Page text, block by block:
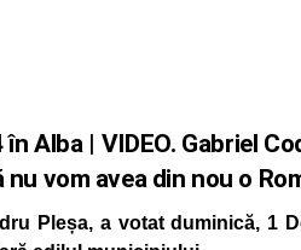
Alba | VIDEO. Gabriel
vom avea din nou o
Pleșa, a votat duminică, 1